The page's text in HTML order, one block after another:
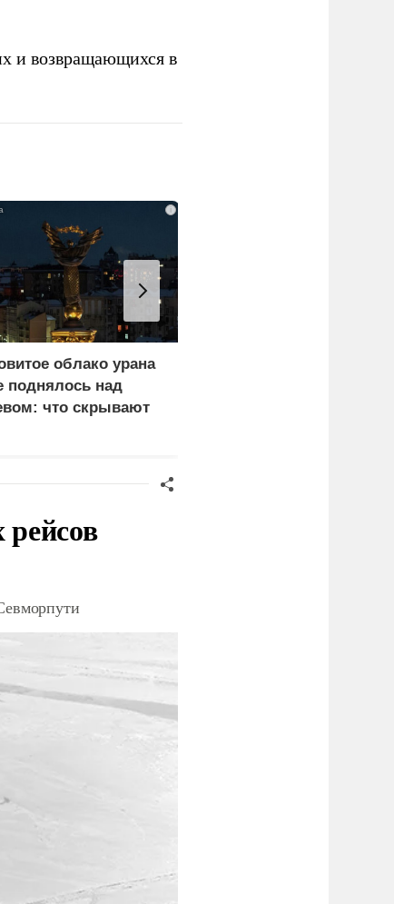
и возвращающихся в
i
облако урана
поднялось над
что скрывают